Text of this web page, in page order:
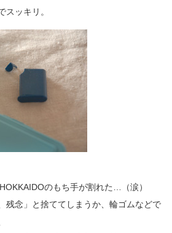
スッキリ。
のもち手が割れた…（涙）
残念」と捨ててしまうか、輪ゴムなどで